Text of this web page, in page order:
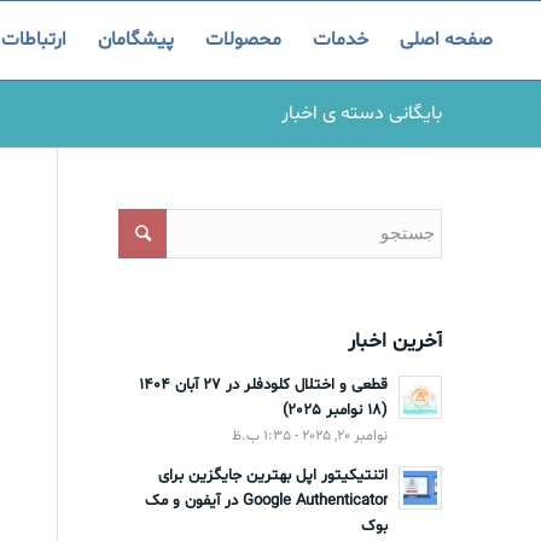
صفحه اصلی خدمات محصولات پیشگامان ارتباطات
بایگانی دسته ی اخبار
آخرین اخبار
قطعی و اختلال کلودفلر در 27 آبان 1404
(18 نوامبر 2025)
نوامبر 20, 2025 - 1:35 ب.ظ
اتنتیکیتور اپل بهترین جایگزین برای
Google Authenticator در آیفون و مک
بوک